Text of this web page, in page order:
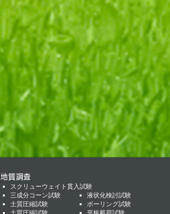
地質調査
スクリューウェイト貫入試験
三成分コーン試験
液状化検討試験
土質圧縮試験
ボーリング試験